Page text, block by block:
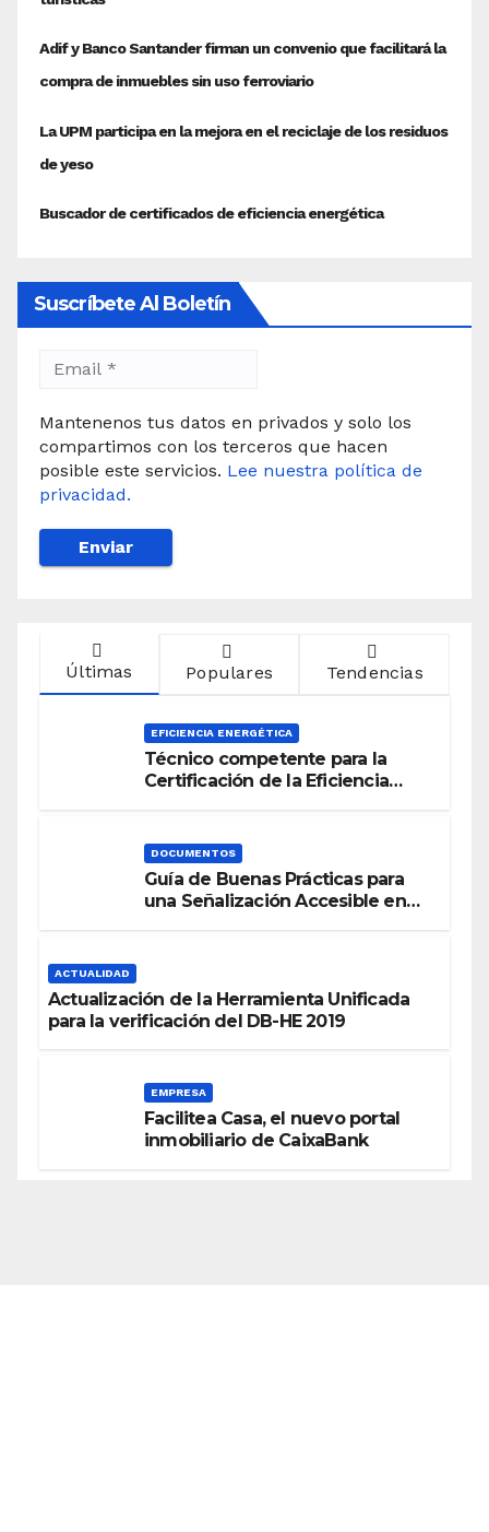
Suscríbete Al Boletín
Mantenenos tus datos en privados y solo los
compartimos con los terceros que hacen
posible este servicios. Lee nuestra política de
privacidad.
Últimas Populares Tendencias
EFICIENCIA ENERGÉTICA
Técnico competente para la
Certificación de la Eficiencia
DOCUMENTOS
Guía de Buenas Prácticas para
una Señalización Accesible en
ACTUALIDAD
Actualización de la Herramienta Unificada
para la verificación del DB-HE 2019
EMPRESA
Facilitea Casa, el nuevo portal
inmobiliario de CaixaBank